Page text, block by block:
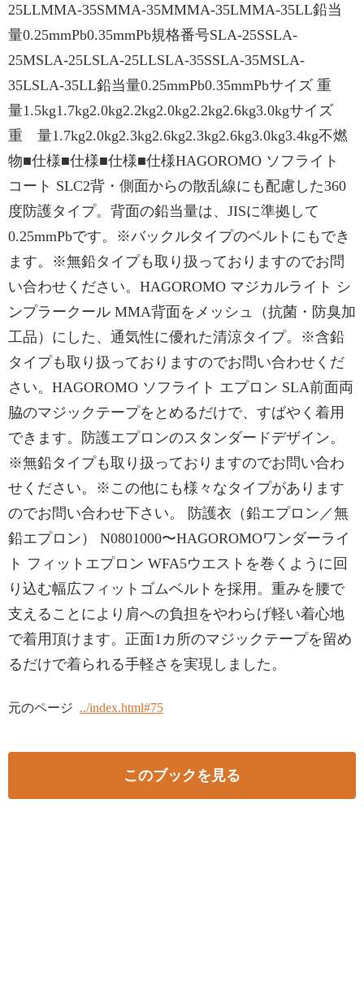
25LLMMA-35SMMA-35MMMA-35LMMA-35LL鉛当
量0.25mmPb0.35mmPb規格番号SLA-25SSLA-
25MSLA-25LSLA-25LLSLA-35SSLA-35MSLA-
35LSLA-35LL鉛当量0.25mmPb0.35mmPbサイズ 重
量1.5kg1.7kg2.0kg2.2kg2.0kg2.2kg2.6kg3.0kgサイズ
重 量1.7kg2.0kg2.3kg2.6kg2.3kg2.6kg3.0kg3.4kg不燃
物■仕様■仕様■仕様■仕様HAGOROMO ソフライト
コート SLC2背・側面からの散乱線にも配慮した360
度防護タイプ。背面の鉛当量は、JISに準拠して
0.25mmPbです。※バックルタイプのベルトにもでき
ます。※無鉛タイプも取り扱っておりますのでお問
い合わせください。HAGOROMO マジカルライト シ
ンプラークール MMA背面をメッシュ（抗菌・防臭加
工品）にした、通気性に優れた清涼タイプ。※含鉛
タイプも取り扱っておりますのでお問い合わせくだ
さい。HAGOROMO ソフライト エプロン SLA前面両
脇のマジックテープをとめるだけで、すばやく着用
できます。防護エプロンのスタンダードデザイン。
※無鉛タイプも取り扱っておりますのでお問い合わ
せください。※この他にも様々なタイプがあります
のでお問い合わせ下さい。 防護衣（鉛エプロン／無
鉛エプロン） N0801000〜HAGOROMOワンダーライ
ト フィットエプロン WFA5ウエストを巻くように回
り込む幅広フィットゴムベルトを採用。重みを腰で
支えることにより肩への負担をやわらげ軽い着心地
で着用頂けます。正面1カ所のマジックテープを留め
るだけで着られる手軽さを実現しました。
元のページ ../index.html#75
このブックを見る